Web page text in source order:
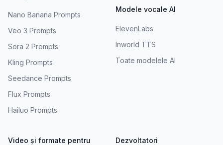
Nano Banana Prompts
Veo 3 Prompts
Sora 2 Prompts
Kling Prompts
Seedance Prompts
Flux Prompts
Hailuo Prompts
Modele vocale AI
ElevenLabs
Inworld TTS
Toate modelele AI
Video și formate pentru
Dezvoltatori